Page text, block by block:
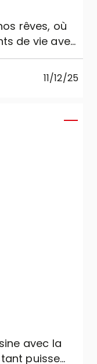
rêves, où
de vie avec
!
11/12/25
avec la
puisse